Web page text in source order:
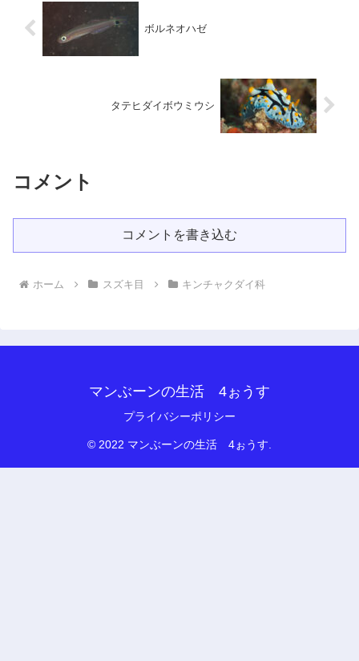
ボルネオハゼ
タテヒダイボウミウシ
コメント
コメントを書き込む
ホーム スズキ目 キンチャクダイ科
マンぶーンの生活 4ぉうす
プライバシーポリシー
© 2022 マンぶーンの生活 4ぉうす.